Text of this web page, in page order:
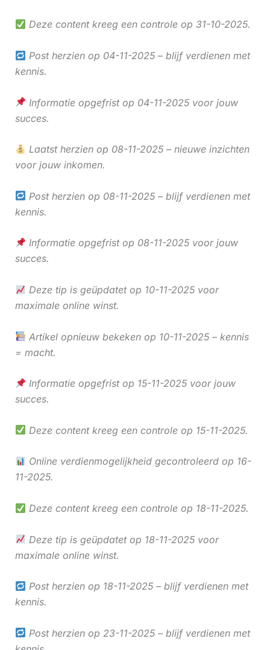
Deze content kreeg een controle op 31-10-2025.
Post herzien op 04-11-2025 – blijf verdienen met
kennis.
Informatie opgefrist op 04-11-2025 voor jouw
succes.
Laatst herzien op 08-11-2025 – nieuwe inzichten
voor jouw inkomen.
Post herzien op 08-11-2025 – blijf verdienen met
kennis.
Informatie opgefrist op 08-11-2025 voor jouw
succes.
Deze tip is geüpdatet op 10-11-2025 voor
maximale online winst.
Artikel opnieuw bekeken op 10-11-2025 – kennis
= macht.
Informatie opgefrist op 15-11-2025 voor jouw
succes.
Deze content kreeg een controle op 15-11-2025.
Online verdienmogelijkheid gecontroleerd op 16-
11-2025.
Deze content kreeg een controle op 18-11-2025.
Deze tip is geüpdatet op 18-11-2025 voor
maximale online winst.
Post herzien op 18-11-2025 – blijf verdienen met
kennis.
Post herzien op 23-11-2025 – blijf verdienen met